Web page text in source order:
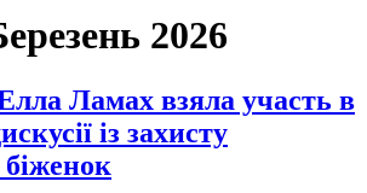
2026
Ламах взяла участь в
із захисту